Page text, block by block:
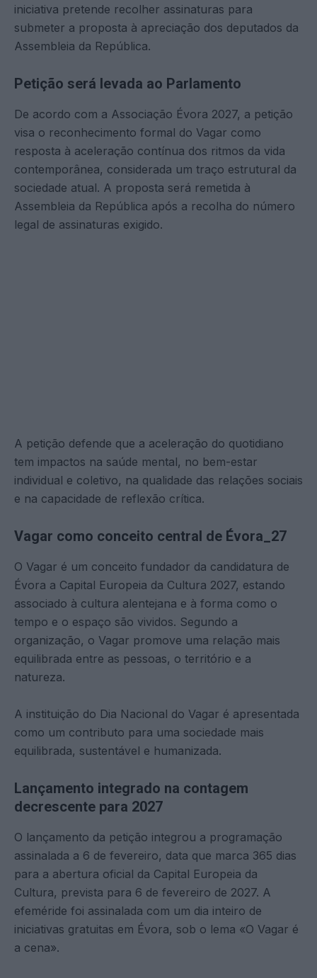
iniciativa pretende recolher assinaturas para
submeter a proposta à apreciação dos deputados da
Assembleia da República.
Petição será levada ao Parlamento
De acordo com a Associação Évora 2027, a petição
visa o reconhecimento formal do Vagar como
resposta à aceleração contínua dos ritmos da vida
contemporânea, considerada um traço estrutural da
sociedade atual. A proposta será remetida à
Assembleia da República após a recolha do número
legal de assinaturas exigido.
A petição defende que a aceleração do quotidiano
tem impactos na saúde mental, no bem-estar
individual e coletivo, na qualidade das relações sociais
e na capacidade de reflexão crítica.
Vagar como conceito central de Évora_27
O Vagar é um conceito fundador da candidatura de
Évora a Capital Europeia da Cultura 2027, estando
associado à cultura alentejana e à forma como o
tempo e o espaço são vividos. Segundo a
organização, o Vagar promove uma relação mais
equilibrada entre as pessoas, o território e a
natureza.
A instituição do Dia Nacional do Vagar é apresentada
como um contributo para uma sociedade mais
equilibrada, sustentável e humanizada.
Lançamento integrado na contagem
decrescente para 2027
O lançamento da petição integrou a programação
assinalada a 6 de fevereiro, data que marca 365 dias
para a abertura oficial da Capital Europeia da
Cultura, prevista para 6 de fevereiro de 2027. A
efeméride foi assinalada com um dia inteiro de
iniciativas gratuitas em Évora, sob o lema «O Vagar é
a cena».